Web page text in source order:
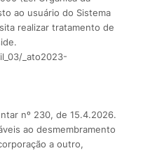
ao usuário do Sistema
realizar tratamento de
_ato2023-
nº 230, de 15.4.2026.
ao desmembramento
a outro,